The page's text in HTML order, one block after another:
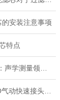
安装注意事项
特点